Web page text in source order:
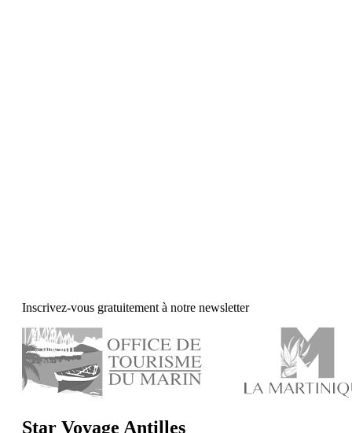
Inscrivez-vous gratuitement à notre newsletter
Star Voyage Antilles